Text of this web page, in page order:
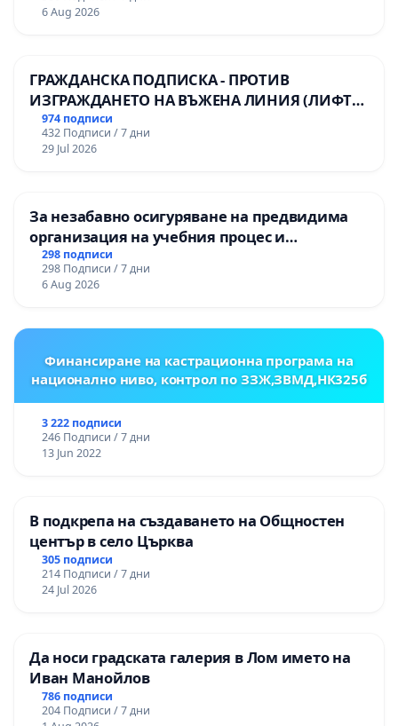
6 Aug 2026
ГРАЖДАНСКА ПОДПИСКА - ПРОТИВ
ИЗГРАЖДАНЕТО НА ВЪЖЕНА ЛИНИЯ (ЛИФТ)
НА ТЕРИТОРИЯТА НА ПРИРОДНА
ЗАБЕЛЕЖИТЕЛНОСТ „ХЪЛМ НА
ОСВОБОДИТЕЛИТЕ“ (БУНАРДЖИК)
974 подписи
432 Подписи / 7 дни
29 Jul 2026
За незабавно осигуряване на предвидима
организация на учебния процес и
гарантиране на правото на равнопоставено
и качествено образование на учениците от
ОУ „Княз Александър I“ и Хуманитарна
298 подписи
298 Подписи / 7 дни
6 Aug 2026
Финансиране на кастрационна програма на
национално ниво, контрол по ЗЗЖ,ЗВМД,НК325б
3 222 подписи
246 Подписи / 7 дни
13 Jun 2022
В подкрепа на създаването на Общностен
център в село Църква
305 подписи
214 Подписи / 7 дни
24 Jul 2026
Да носи градската галерия в Лом името на
Иван Манойлов
786 подписи
204 Подписи / 7 дни